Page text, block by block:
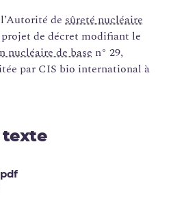
de sûreté nucléaire
de décret modifiant le
nucléaire de base n° 29,
par CIS bio international à
texte